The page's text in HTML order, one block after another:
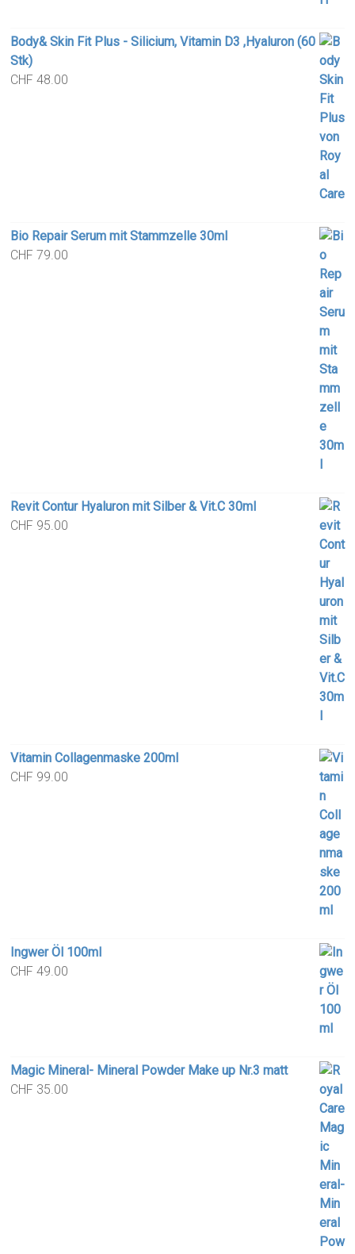
Body& Skin Fit Plus - Silicium, Vitamin D3 ,Hyaluron (60
Stk)
CHF 48.00
Bio Repair Serum mit Stammzelle 30ml
CHF 79.00
Revit Contur Hyaluron mit Silber & Vit.C 30ml
CHF 95.00
Vitamin Collagenmaske 200ml
CHF 99.00
Ingwer Öl 100ml
CHF 49.00
Magic Mineral- Mineral Powder Make up Nr.3 matt
CHF 35.00